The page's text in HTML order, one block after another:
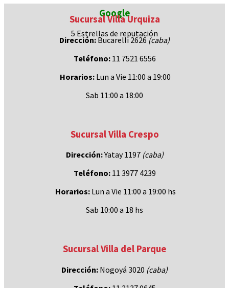
Google
5 Estrellas de reputación
Sucursal Villa Urquiza
Dirección:Bucarelli 2626(caba)
Teléfono:11 7521 6556
Horarios: Lun a Vie 11:00 a 19:00
Sab 11:00 a 18:00
Sucursal Villa Crespo
Dirección:Yatay 1197 (caba)
Teléfono:11 3977 4239
Horarios:Lun a Vie 11:00 a 19:00 hs
Sab 10:00 a 18 hs
Sucursal Villa del Parque
Dirección: Nogoyá 3020 (caba)